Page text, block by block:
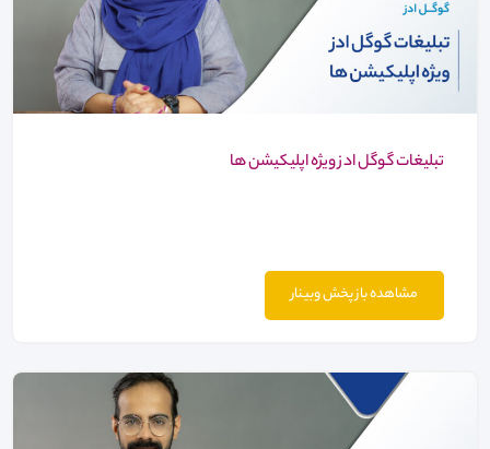
تبلیغات گوگل ادز ویژه اپلیکیشن ها
مشاهده باز پخش وبینار